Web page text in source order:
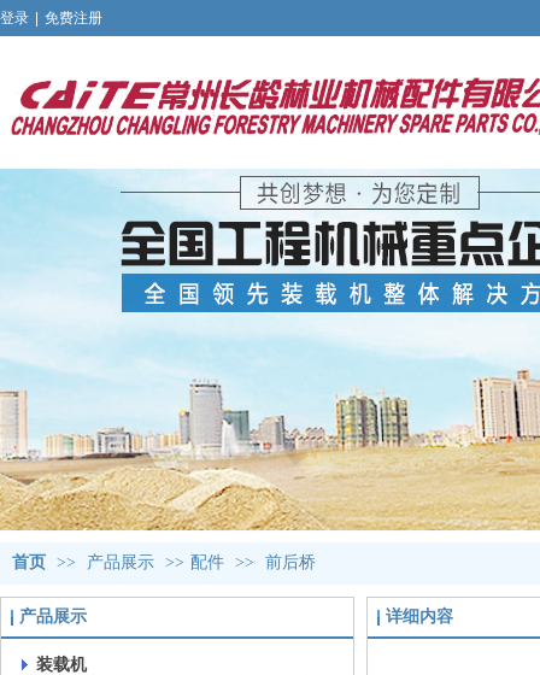
登录 免费注册
首页 >> 产品展示 >> 配件 >> 前后桥
产品展示
装载机
详细内容